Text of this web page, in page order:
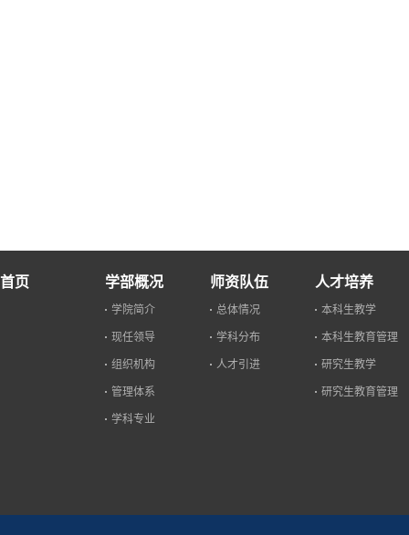
首页 学部概况
学院简介
现任领导
组织机构
管理体系
学科专业
师资队伍
总体情况
学科分布
人才引进
人才培养
本科生教学
本科生教育管理
研究生教学
研究生教育管理